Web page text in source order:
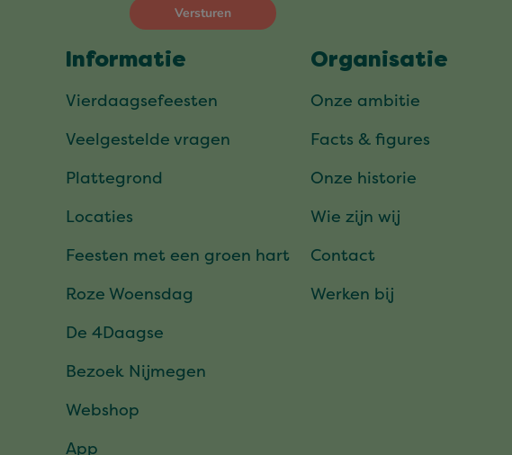
Informatie
Vierdaagsefeesten
Veelgestelde vragen
Plattegrond
Locaties
Feesten met een groen hart
Roze Woensdag
De 4Daagse
Bezoek Nijmegen
Webshop
App
Organisatie
Onze ambitie
Facts & figures
Onze historie
Wie zijn wij
Contact
Werken bij